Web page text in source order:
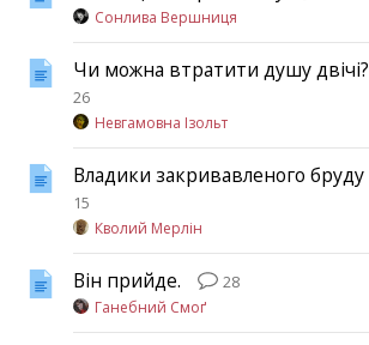
Сонлива Вершниця
Чи можна втратити душу двічі?
26
Невгамовна Ізольт
Владики закривавленого бруду
15
Кволий Мерлін
Він прийде.
28
Ганебний Смоґ